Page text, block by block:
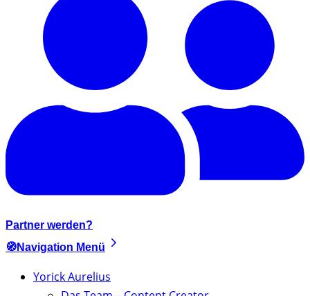
Partner werden?
🧭Navigation Menü
Yorick Aurelius